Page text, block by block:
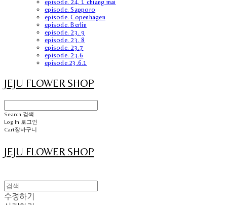
episode. 24. 1 chiang mai
episode. Sapporo
episode. Copenhagen
episode. Berlin
episode. 23. 9
episode. 23. 8
episode. 23.7
episode. 23.6
episode.23.6.1
JEJU FLOWER SHOP
Search 검색
Log In 로그인
Cart장바구니
JEJU FLOWER SHOP
수정하기